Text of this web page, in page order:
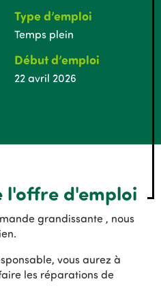
Type d’emploi
Temps plein
Début d’emploi
22 avril 2026
l'offre d'emploi
grandissante , nous
vous aurez à
les réparations de